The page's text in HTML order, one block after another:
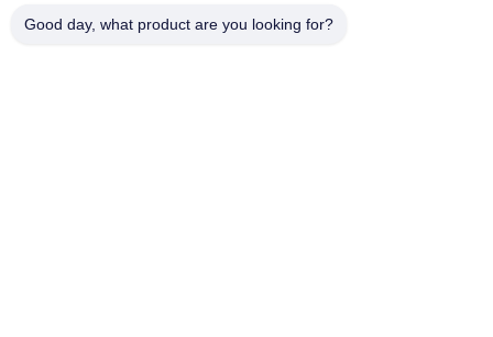
Good day, what product are you looking for?